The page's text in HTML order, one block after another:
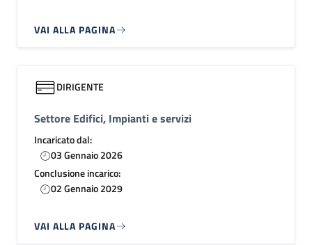
VAI ALLA PAGINA
DIRIGENTE
Settore Edifici, Impianti e servizi
Incaricato dal:
03 Gennaio 2026
Conclusione incarico:
02 Gennaio 2029
VAI ALLA PAGINA